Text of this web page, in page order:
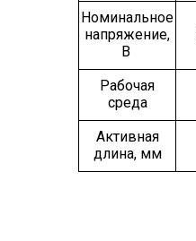
Номинальное
напряжение,
В
Рабочая
среда
Активная
длина, мм